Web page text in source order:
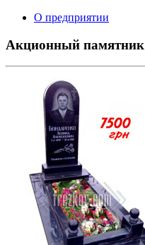
О предприятии
Акционный памятник